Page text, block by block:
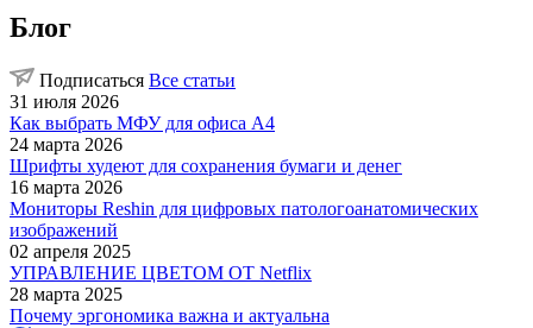
Блог
Подписаться Все статьи
31 июля 2026
Как выбрать МФУ для офиса A4
24 марта 2026
Шрифты худеют для сохранения бумаги и денег
16 марта 2026
Мониторы Reshin для цифровых патологоанатомических
изображений
02 апреля 2025
УПРАВЛЕНИЕ ЦВЕТОМ ОТ Netflix
28 марта 2025
Почему эргономика важна и актуальна